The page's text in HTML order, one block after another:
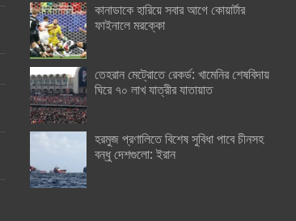
কানাডাকে হারিয়ে সবার আগে কোয়ার্টার
ফাইনালে মরক্কো
তেহরান মেট্রোতে রেকর্ড: খামেনির শেষবিদায়
ঘিরে ৭০ লাখ যাত্রীর যাতায়াত
হরমুজ প্রণালিতে বিশেষ সুবিধা পাবে চীনসহ
বন্ধু দেশগুলো: ইরান